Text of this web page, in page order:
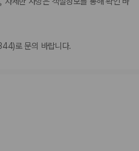
로 문의 바랍니다.